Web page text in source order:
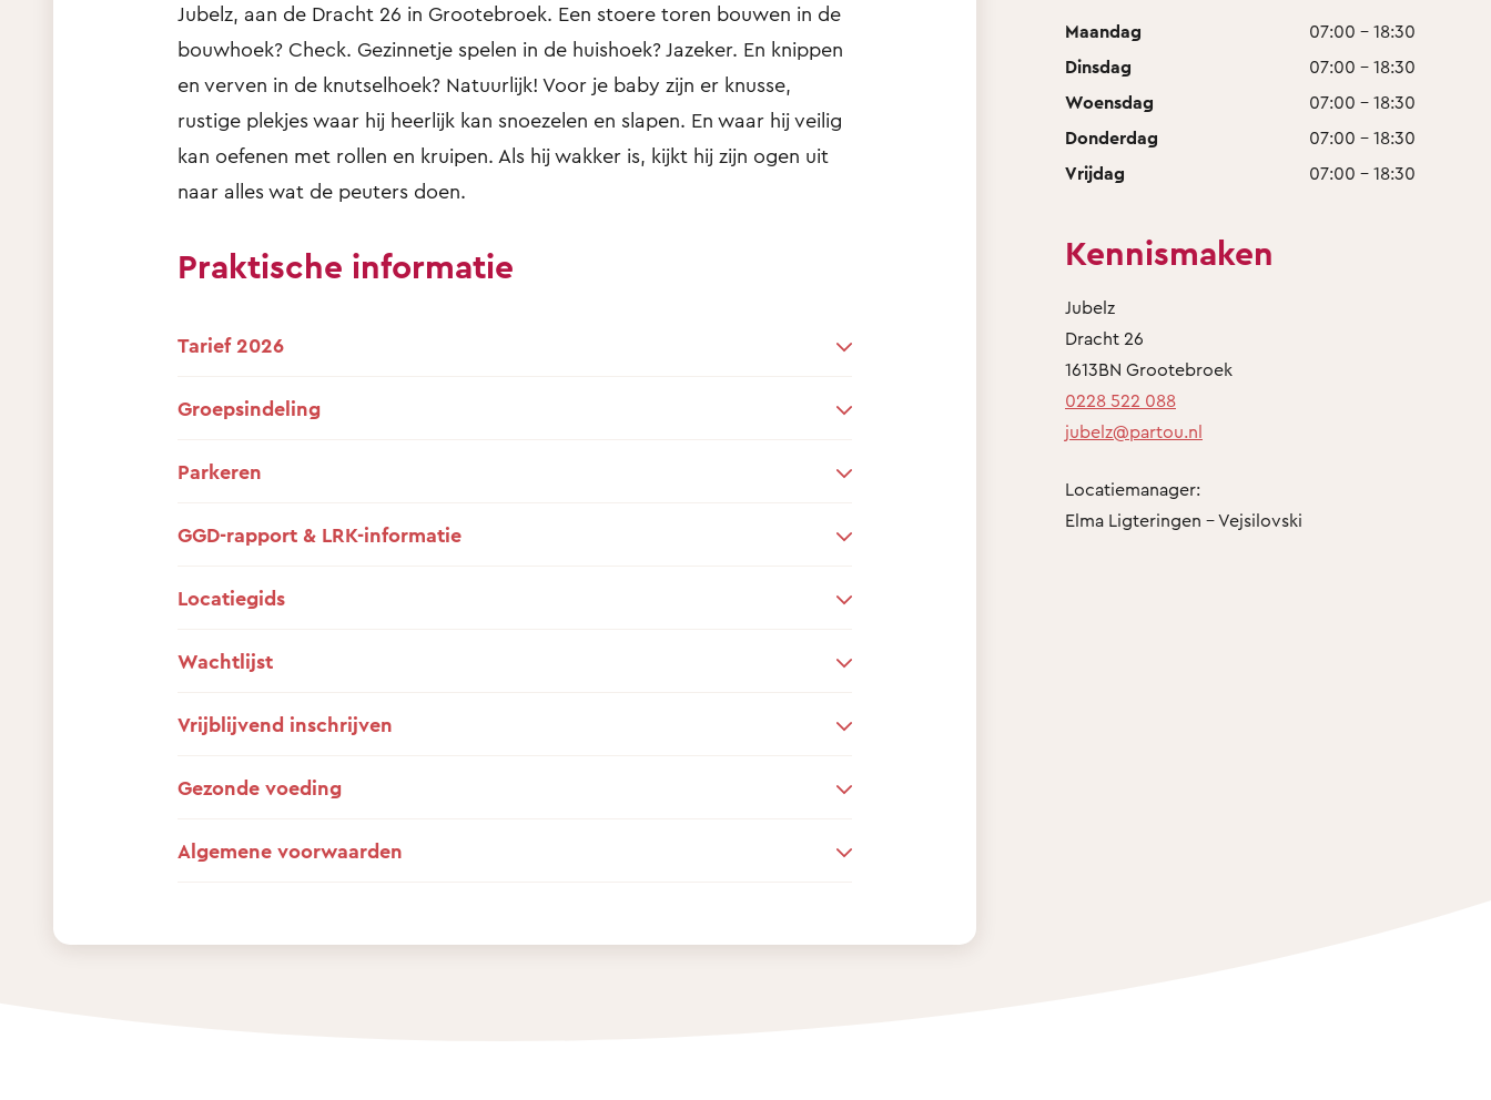
Jubelz, aan de Dracht 26 in Grootebroek. Een stoere toren bouwen in de
bouwhoek? Check. Gezinnetje spelen in de huishoek? Jazeker. En knippen
en verven in de knutselhoek? Natuurlijk! Voor je baby zijn er knusse,
rustige plekjes waar hij heerlijk kan snoezelen en slapen. En waar hij veilig
kan oefenen met rollen en kruipen. Als hij wakker is, kijkt hij zijn ogen uit
naar alles wat de peuters doen.
Praktische informatie
Tarief 2026
Groepsindeling
Parkeren
GGD-rapport & LRK-informatie
Locatiegids
Wachtlijst
Vrijblijvend inschrijven
Gezonde voeding
Algemene voorwaarden
Maandag
07:00 - 18:30
Dinsdag
07:00 - 18:30
Woensdag
07:00 - 18:30
Donderdag
07:00 - 18:30
Vrijdag
07:00 - 18:30
Kennismaken
Jubelz
Dracht 26
1613BN Grootebroek
0228 522 088
jubelz@partou.nl
Locatiemanager:
Elma Ligteringen - Vejsilovski